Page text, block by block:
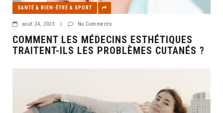
SANTÉ & BIEN-ÊTRE & SPORT
août 24, 2023 | No Comments
COMMENT LES MÉDECINS ESTHÉTIQUES
TRAITENT-ILS LES PROBLÈMES CUTANÉS ?